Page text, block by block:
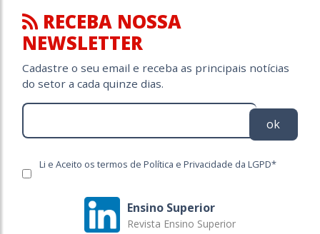
RECEBA NOSSA
NEWSLETTER
Cadastre o seu email e receba as principais notícias
do setor a cada quinze dias.
ok
Li e Aceito os termos de Política e Privacidade da LGPD*
Ensino Superior
Revista Ensino Superior